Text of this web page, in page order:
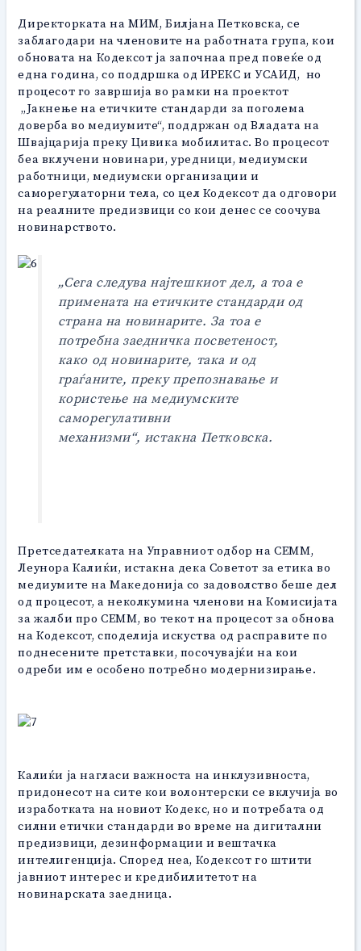
Директорката на МИМ, Билјана Петковска, се
заблагодари на членовите на работната група, кои
обновата на Кодексот ја започнаа пред повеќе од
една година, со поддршка од ИРЕКС и УСАИД, но
процесот го завршија во рамки на проектот
„Јакнење на етичките стандарди за поголема
доверба во медиумите“, поддржан од Владата на
Швајцарија преку Цивика мобилитас. Во процесот
беа вклучени новинари, уредници, медиумски
работници, медиумски организации и
саморегулаторни тела, со цел Кодексот да одговори
на реалните предизвици со кои денес се соочува
новинарството.
„Сега следува најтешкиот дел, а тоа е
примената на етичките стандарди од
страна на новинарите. За тоа е
потребна заедничка посветеност,
како од новинарите, така и од
граѓаните, преку препознавање и
користење на медиумските
саморегулативни
механизми“, истакна Петковска.
Претседателката на Управниот одбор на СЕММ,
Леунора Калиќи, истакна дека Советот за етика во
медиумите на Македонија со задоволство беше дел
од процесот, а неколкумина членови на Комисијата
за жалби про СЕММ, во текот на процесот за обнова
на Кодексот, споделија искуства од расправите по
поднесените претставки, посочувајќи на кои
одреби им е особено потребно модернизирање.
Калиќи ја нагласи важноста на инклузивноста,
придонесот на сите кои волонтерски се вклучија во
изработката на новиот Кодекс, но и потребата од
силни етички стандарди во време на дигитални
предизвици, дезинформации и вештачка
интелигенција. Според неа, Кодексот го штити
јавниот интерес и кредибилитетот на
новинарската заедница.